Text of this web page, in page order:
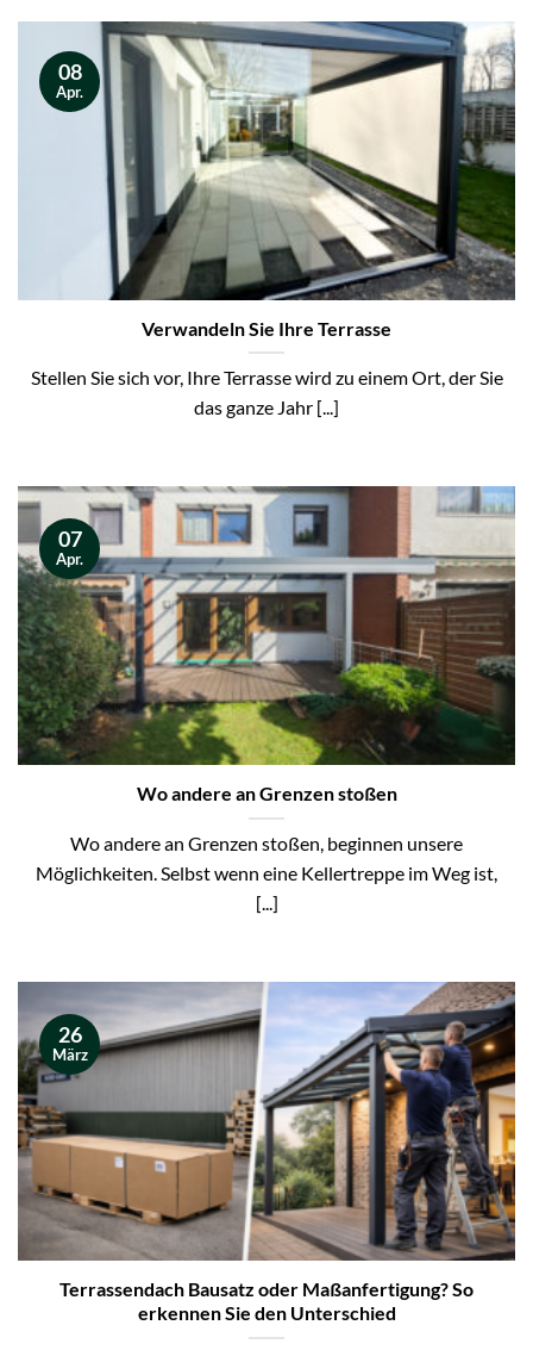
Verwandeln Sie Ihre Terrasse
Stellen Sie sich vor, Ihre Terrasse wird zu einem Ort, der Sie
das ganze Jahr [...]
08
Apr.
Wo andere an Grenzen stoßen
Wo andere an Grenzen stoßen, beginnen unsere
Möglichkeiten. Selbst wenn eine Kellertreppe im Weg ist,
[...]
07
Apr.
Terrassendach Bausatz oder Maßanfertigung? So
erkennen Sie den Unterschied
26
März